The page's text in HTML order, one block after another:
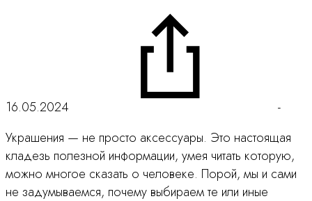
16.05.2024
-
Украшения — не просто аксессуары. Это настоящая
кладезь полезной информации, умея читать которую,
можно многое сказать о человеке. Порой, мы и сами
не задумываемся, почему выбираем те или иные